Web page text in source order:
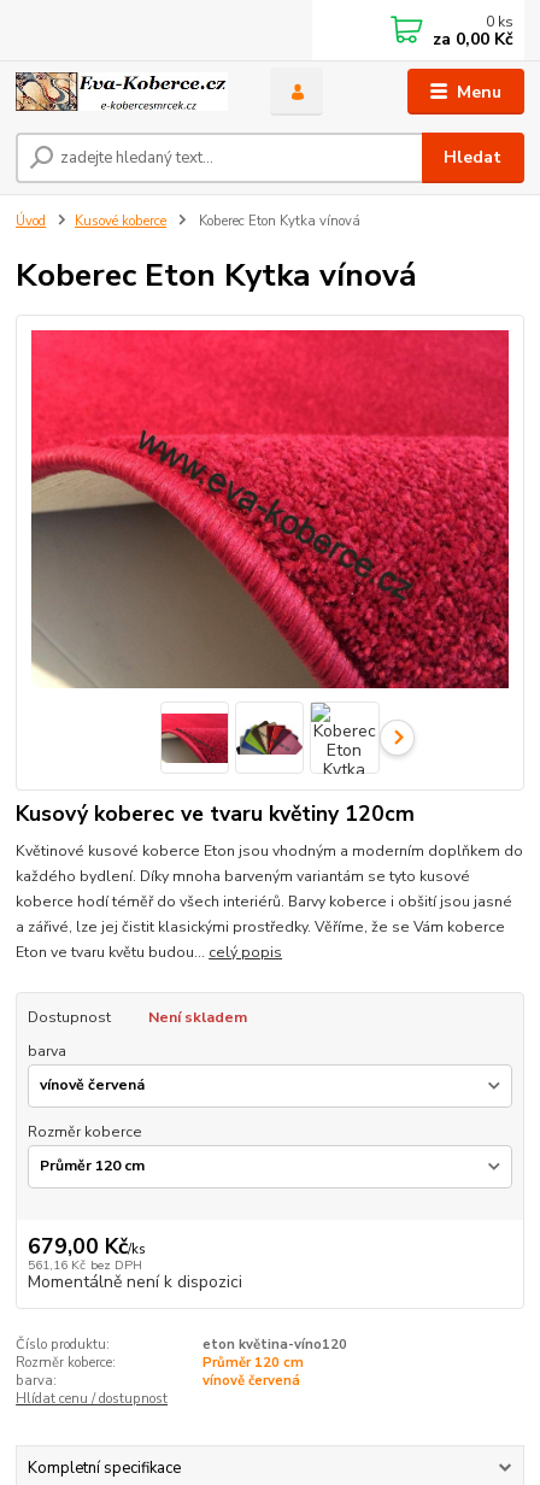
Menu
Hledat
0 ks
za 0,00 Kč
Úvod Kusové koberce Koberec Eton Kytka vínová
Koberec Eton Kytka vínová
Kusový koberec ve tvaru květiny 120cm
Květinové kusové koberce Eton jsou vhodným a moderním doplňkem do
každého bydlení. Díky mnoha barveným variantám se tyto kusové
koberce hodí téměř do všech interiérů. Barvy koberce i obšití jsou jasné
a zářivé, lze jej čistit klasickými prostředky. Věříme, že se Vám koberce
Eton ve tvaru květu budou... celý popis
Dostupnost
Není skladem
barva
Rozměr koberce
679,00 Kč/ks
561,16 Kč bez DPH
Momentálně není k dispozici
Číslo produktu:
eton květina-víno120
Rozměr koberce:
Průměr 120 cm
barva:
vínově červená
Hlídat cenu / dostupnost
Kompletní specifikace